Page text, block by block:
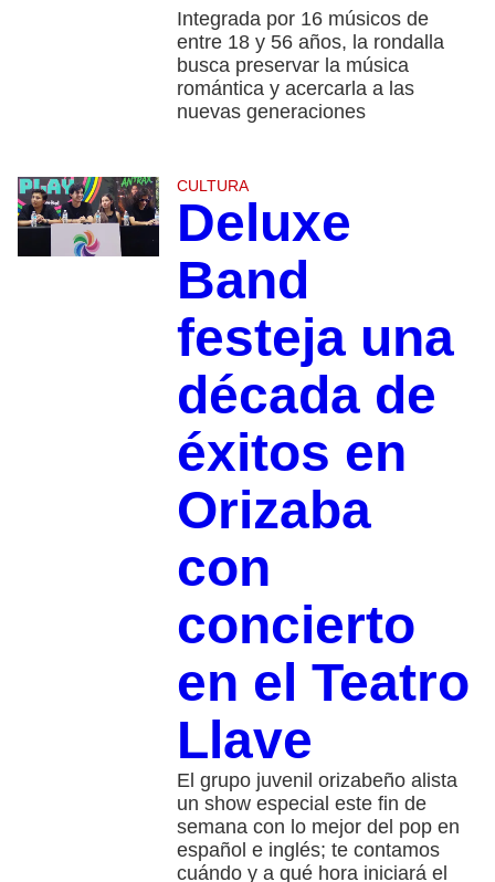
Integrada por 16 músicos de
entre 18 y 56 años, la rondalla
busca preservar la música
romántica y acercarla a las
nuevas generaciones
CULTURA
Deluxe
Band
festeja una
década de
éxitos en
Orizaba
con
concierto
en el Teatro
Llave
El grupo juvenil orizabeño alista
un show especial este fin de
semana con lo mejor del pop en
español e inglés; te contamos
cuándo y a qué hora iniciará el